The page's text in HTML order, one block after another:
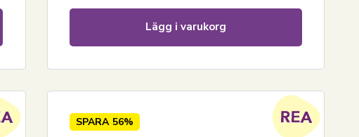
Lägg i varukorg
SPARA 56%